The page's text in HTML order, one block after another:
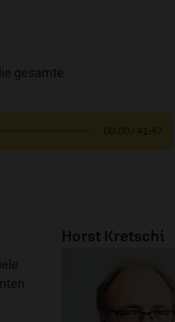
gesamte
00:00 / 41:47
Horst Kretschi